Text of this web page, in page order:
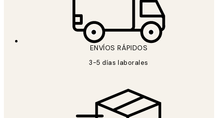
ENVÍOS RÁPIDOS
3-5 días laborales